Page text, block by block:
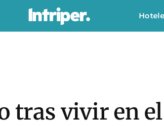
tras vivir en